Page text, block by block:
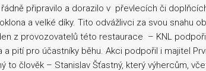
připravilo a dorazilo v převlecích či
a velké díky. Tito odvážlivci za svou snahu
z provozovatelů této restaurace – KNL
a pití pro účastníky běhu. Akci podpořil i majitel
to člověk – Stanislav Šťastný, který výhercům,